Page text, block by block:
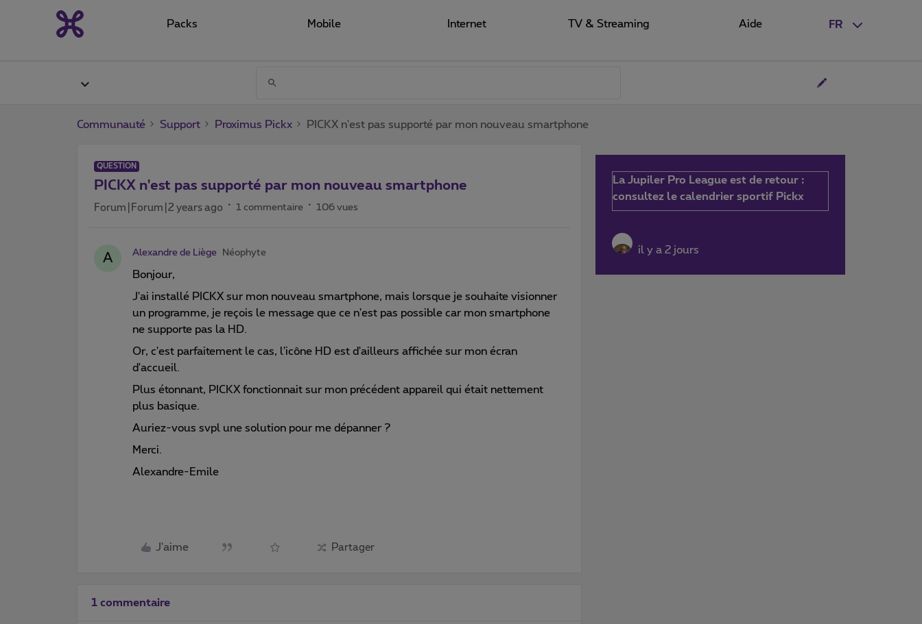
FR
Packs Mobile Internet TV & Streaming Aide
Communauté Support Proximus Pickx PICKX n'est pas supporté par mon nouveau smartphone
QUESTION
PICKX n'est pas supporté par mon nouveau smartphone
Forum|Forum|2 years ago 1 commentaire 106 vues
A Alexandre de Liège Néophyte
Bonjour,
J'ai installé PICKX sur mon nouveau smartphone, mais lorsque je souhaite visionner
un programme, je reçois le message que ce n'est pas possible car mon smartphone
ne supporte pas la HD.
Or, c'est parfaitement le cas, l'icône HD est d'ailleurs affichée sur mon écran
d'accueil.
Plus étonnant, PICKX fonctionnait sur mon précédent appareil qui était nettement
plus basique.
Auriez-vous svpl une solution pour me dépanner ?
Merci.
Alexandre-Emile
J'aime Partager
1 commentaire
La Jupiler Pro League est de retour :
consultez le calendrier sportif Pickx
il y a 2 jours